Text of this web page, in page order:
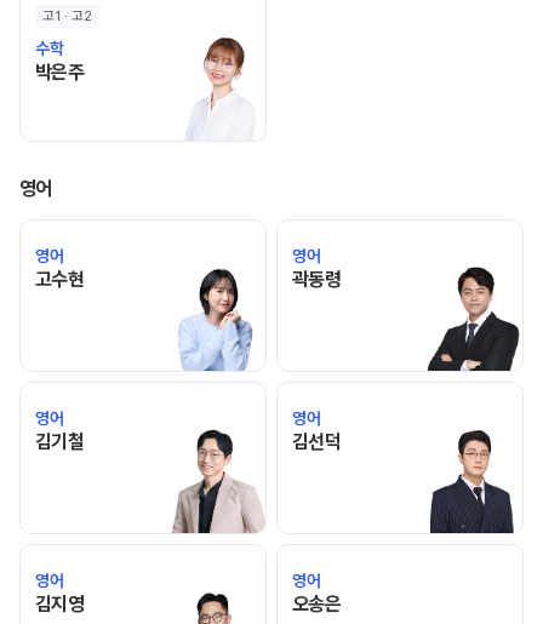
고1 · 고2
수학
박은주박은주 선생님 홈 바로가기
영어
영어
고수현고수현 선생님 홈 바로가기
영어
곽동령곽동령 선생님 홈 바로가기
영어
김기철 김기철 선생님 홈 바로가기
영어
김선덕 김선덕 선생님 홈 바로가기
영어
김지영김지영 선생님 홈 바로가기
영어
오송은오송은 선생님 홈 바로가기